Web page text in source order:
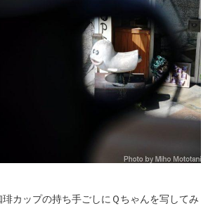
カップの持ち手ごしにＱちゃんを写してみ